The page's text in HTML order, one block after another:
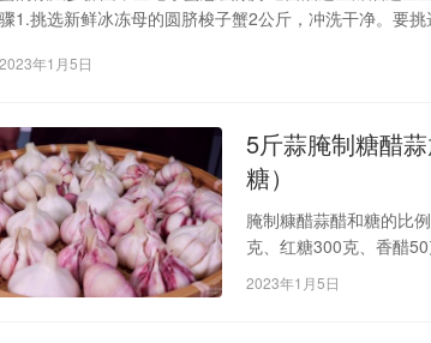
1.挑选新鲜冰冻母的圆脐梭子蟹2公斤，冲洗干净。要
2023年1月5日
5斤蒜腌制糖醋
糖）
腌制糠醋蒜醋和糖的比
克、红糖300克、香醋
皮去掉3、准备盐水，让
糖完全融化7、准备好
2023年1月5日